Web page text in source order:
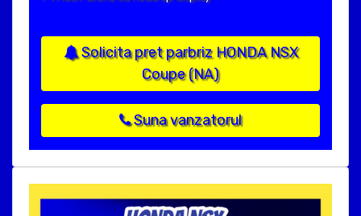
Solicita pret parbriz HONDA NSX
Coupe (NA)
Suna vanzatorul